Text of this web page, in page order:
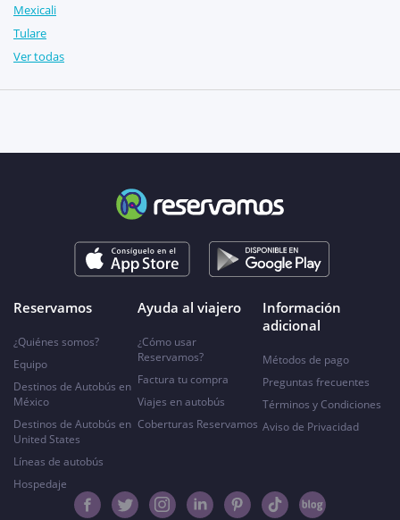
Mexicali
Tulare
Ver todas
Reservamos
¿Quiénes somos?
Equipo
Destinos de Autobús en
México
Destinos de Autobús en
United States
Líneas de autobús
Hospedaje
Ayuda al viajero
¿Cómo usar
Reservamos?
Factura tu compra
Viajes en autobús
Coberturas Reservamos
Información
adicional
Métodos de pago
Preguntas frecuentes
Términos y Condiciones
Aviso de Privacidad